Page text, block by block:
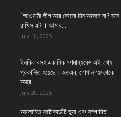
“আওয়ামী লীগ আর কোনো দিন আসবে না? মনে
রাখিস এটা। আমার...
July 10, 2025
ইনকিলাবসহ একাধিক গণমাধ্যমেও এই তথ্য
প্রকাশিত হয়েছে। অতএব, গোপালগঞ্জ থেকে
অস্ত্র...
July 20, 2025
আলোচিত ফটোকার্ডটি ভুয়া এবং সম্পাদিত